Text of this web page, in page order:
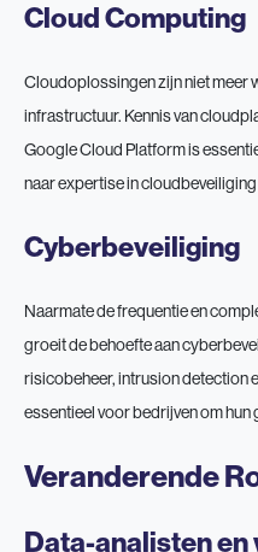
Cloud Computing
Cloudoplossingen zijn niet meer
infrastructuur. Kennis van
Google Cloud Platform is
naar expertise in
Cyberbeveiliging
Naarmate de frequentie en
groeit de behoefte aan
risicobeheer, intrusion detection
essentieel voor bedrijven om hun
Veranderende
Data-analisten